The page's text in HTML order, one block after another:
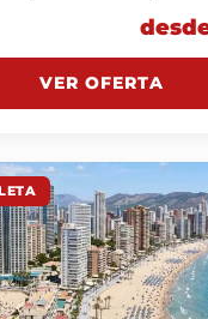
VER OFERTA